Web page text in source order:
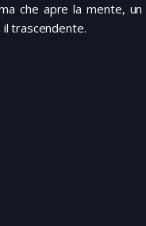
che apre la mente,
il trascendente.